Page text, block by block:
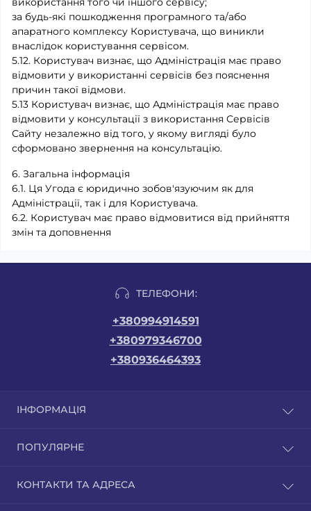
за будь-які пошкодження програмного та/або
апаратного комплексу Користувача, що виникли
внаслідок користування сервісом.
5.12. Користувач визнає, що Адміністрація має право
відмовити у використанні сервісів без пояснення
причин такої відмови.
5.13 Користувач визнає, що Адміністрація має право
відмовити у консультації з використання Сервісів
Сайту незалежно від того, у якому вигляді було
сформовано звернення на консультацію.
6. Загальна інформація
6.1. Ця Угода є юридично зобов'язуючим як для
Адміністрації, так і для Користувача.
6.2. Користувач має право відмовитися від прийняття
змін та доповнення
ТЕЛЕФОНИ:
+380994914591
+380979346700
+380936464393
ІНФОРМАЦІЯ
Про магазин
Зворотній зв'язок
ПОПУЛЯРНЕ
Монолітний полікарбонат
КОНТАКТИ ТА АДРЕСА